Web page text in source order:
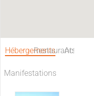
Hébergements
RestaurantsActivités
Manifestations